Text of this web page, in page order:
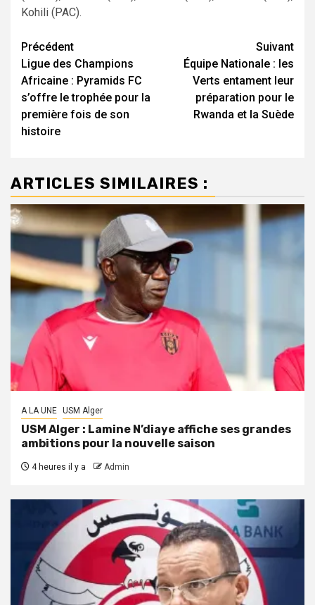
Kohili (PAC).
Navigation
d’article
Précédent
Ligue des Champions
Africaine : Pyramids FC
s’offre le trophée pour la
première fois de son
histoire
Suivant
Équipe Nationale : les
Verts entament leur
préparation pour le
Rwanda et la Suède
ARTICLES SIMILAIRES :
A LA UNE USM Alger
USM Alger : Lamine N’diaye affiche ses grandes
ambitions pour la nouvelle saison
4 heures il y a Admin